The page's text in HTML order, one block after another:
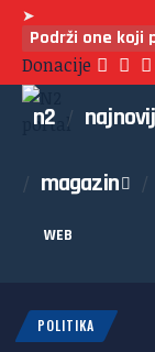
➤
Podrži one koji
Donacije
n2
magazin
WEB
POLITIKA